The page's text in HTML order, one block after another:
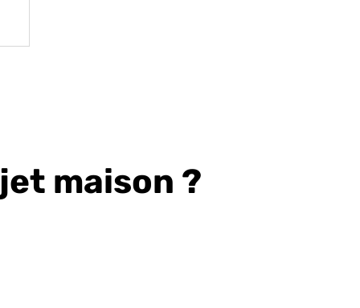
maison ?